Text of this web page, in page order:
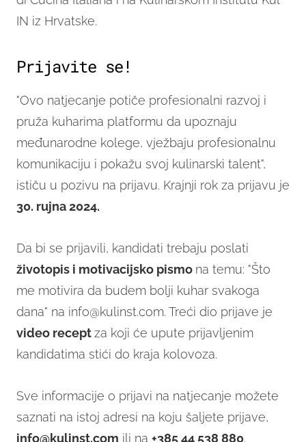
IN iz Hrvatske.
Prijavite se!
"Ovo natjecanje potiče profesionalni razvoj i
pruža kuharima platformu da upoznaju
međunarodne kolege, vježbaju profesionalnu
komunikaciju i pokažu svoj kulinarski talent",
ističu u pozivu na prijavu. Krajnji rok za prijavu je
30. rujna 2024.
Da bi se prijavili, kandidati trebaju poslati
životopis i motivacijsko pismo na temu: "Što
me motivira da budem bolji kuhar svakoga
dana" na info@kulinst.com. Treći dio prijave je
video receptza koji će upute prijavljenim
kandidatima stići do kraja kolovoza.
Sve informacije o prijavi na natjecanje možete
saznati na istoj adresi na koju šaljete prijave,
info@kulinst.com ili na +385 44 538 880.